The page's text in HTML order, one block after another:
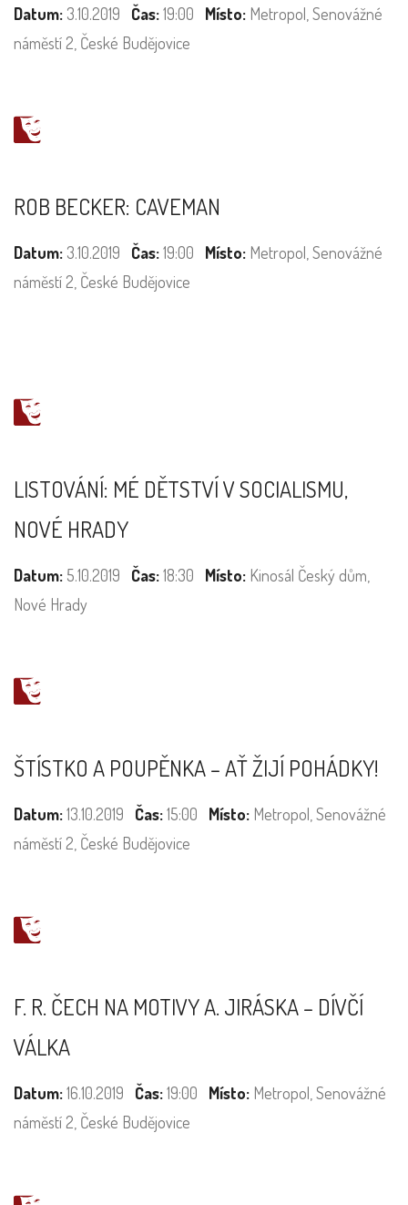
Datum: 3.10.2019 Čas:19:00 Místo: Metropol, Senovážné
náměstí 2, České Budějovice
ROB BECKER: CAVEMAN
Datum: 3.10.2019 Čas:19:00 Místo: Metropol, Senovážné
náměstí 2, České Budějovice
LISTOVÁNÍ: MÉ DĚTSTVÍ V SOCIALISMU,
NOVÉ HRADY
Datum: 5.10.2019 Čas:18:30 Místo: Kinosál Český dům,
Nové Hrady
ŠTÍSTKO A POUPĚNKA – AŤ ŽIJÍ POHÁDKY!
Datum:13.10.2019 Čas:15:00 Místo: Metropol, Senovážné
náměstí 2, České Budějovice
F. R. ČECH NA MOTIVY A. JIRÁSKA – DÍVČÍ
VÁLKA
Datum:16.10.2019 Čas:19:00 Místo: Metropol, Senovážné
náměstí 2, České Budějovice